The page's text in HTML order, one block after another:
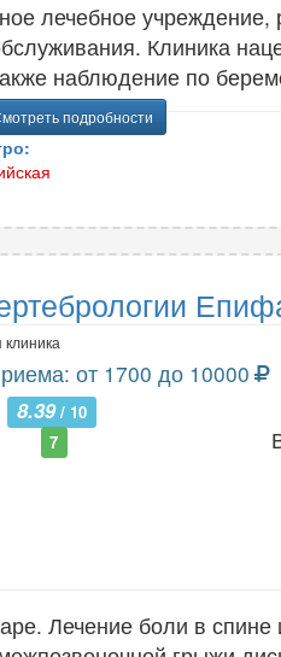
лечебное
Клиника
наблюдение по
подробности
от 1700 до 10000
8.39/ 10
7
Лечение боли в спине